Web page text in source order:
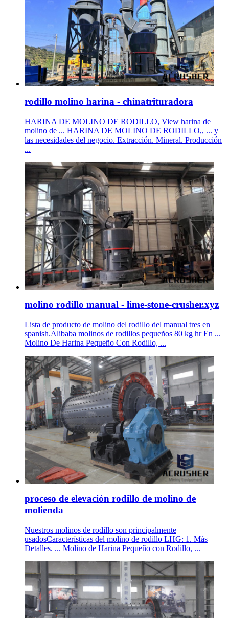
rodillo molino harina - chinatrituradora
HARINA DE MOLINO DE RODILLO, View harina de
molino de ... HARINA DE MOLINO DE RODILLO,, ... y
las necesidades del negocio. Extracción. Mineral. Producción
...
molino rodillo manual - lime-stone-crusher.xyz
Lista de producto de molino del rodillo del manual tres en
spanish.Alibaba molinos de rodillos pequeños 80 kg hr En ...
Molino De Harina Pequeño Con Rodillo, ...
proceso de elevación rodillo de molino de
molienda
Nuestros molinos de rodillo son principalmente
usadosCaracterísticas del molino de rodillo LHG: 1. Más
Detalles. ... Molino de Harina Pequeño con Rodillo, ...